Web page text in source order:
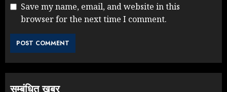
Save my name, email, and website in this
browser for the next time I comment.
सम्बंधित खबर
Rahul Gandhi के तीखे वार से बार-बार